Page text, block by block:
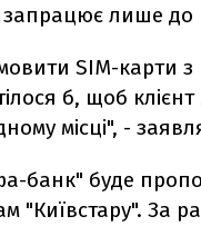
лише до
SIM-карти з
б, щоб
місці", -
банк" буде
"Київстару".